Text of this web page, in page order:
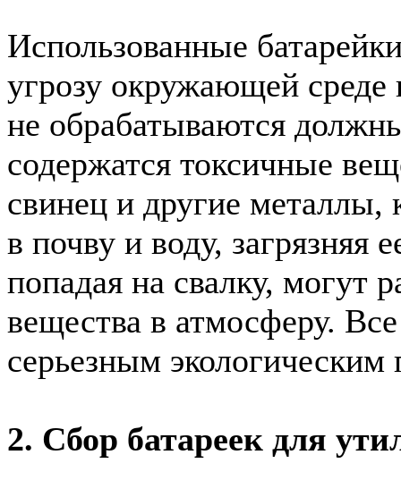
Использованные
угрозу окружающей среде
не обрабатываются
содержатся токсичные
свинец и другие металлы,
в почву и воду, загрязняя
попадая на свалку, могут
вещества в атмосферу.
серьезным
2. Сбор батареек для